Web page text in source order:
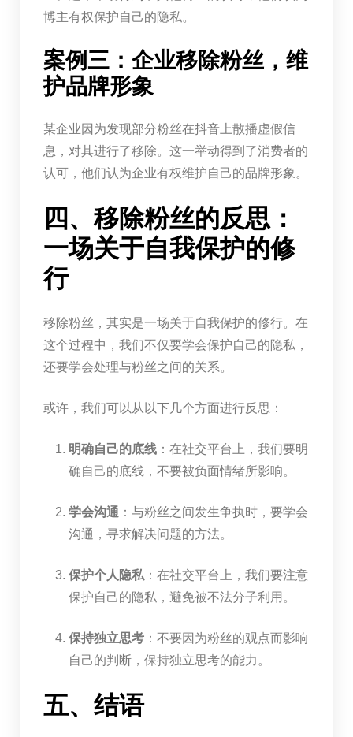
博主有权保护自己的隐私。
案例三：企业移除粉丝，维
护品牌形象
某企业因为发现部分粉丝在抖音上散播虚假信
息，对其进行了移除。这一举动得到了消费者的
认可，他们认为企业有权维护自己的品牌形象。
四、移除粉丝的反思：
一场关于自我保护的修
行
移除粉丝，其实是一场关于自我保护的修行。在
这个过程中，我们不仅要学会保护自己的隐私，
还要学会处理与粉丝之间的关系。
或许，我们可以从以下几个方面进行反思：
明确自己的底线：在社交平台上，我们要明
确自己的底线，不要被负面情绪所影响。
学会沟通 ：与粉丝之间发生争执时，要学会
沟通，寻求解决问题的方法。
保护个人隐私：在社交平台上，我们要注意
保护自己的隐私，避免被不法分子利用。
保持独立思考：不要因为粉丝的观点而影响
自己的判断，保持独立思考的能力。
五、结语